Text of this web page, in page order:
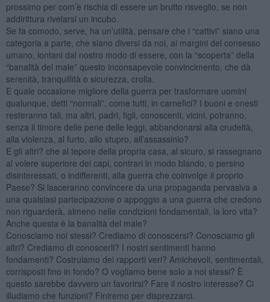
prossimo per com’è rischia di essere un brutto risveglio, se non
addirittura rivelarsi un incubo.
Se fa comodo, serve, ha un’utilità, pensare che i “cattivi” siano una
categoria a parte, che siano diversi da noi, ai margini del consesso
umano, lontani dal nostro modo di essere, con la “scoperta” della
“banalità del male” questo inconsapevole convincimento, che dà
serenità, tranquillità o sicurezza, crolla.
E quale occasione migliore della guerra per trasformare uomini
qualunque, detti “normali”, come tutti, in carnefici? I buoni e onesti
resteranno tali, ma altri, padri, figli, conoscenti, vicini, potranno,
senza il timore delle pene delle leggi, abbandonarsi alla crudeltà,
alla violenza, al furto, allo stupro, all’assassinio?
E gli altri? che al tepore della propria casa, al sicuro, si rassegnano
al volere superiore dei capi, contrari in modo blando, o persino
disinteressati, o indifferenti, alla guerra che coinvolge il proprio
Paese? Si lasceranno convincere da una propaganda pervasiva a
una qualsiasi partecipazione o appoggio a una guerra che credono
non riguarderà, almeno nelle condizioni fondamentali, la loro vita?
Anche questa è la banalità del male?
Conosciamo noi stessi? Crediamo di conoscersi? Conosciamo gli
altri? Crediamo di conoscerli? I nostri sentimenti hanno
fondamenti? Costruiamo dei rapporti veri? Amichevoli, sentimentali,
corrisposti fino in fondo? O vogliamo bene solo a noi stessi? È
questo sarebbe davvero un favorirsi? Fare il nostro interesse? Ci
illudiamo che funzioni? Finiremo per disprezzarci.